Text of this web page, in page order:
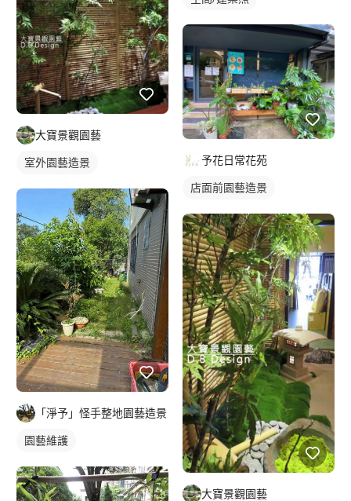
大寶景觀園藝
室外園藝造景
「淨予」怪手整地園藝造景
園藝維護
予花日常花苑
店面前園藝造景
大寶景觀園藝